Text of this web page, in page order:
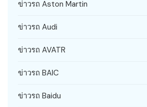
ข่าวรถ Aston Martin
ข่าวรถ Audi
ข่าวรถ AVATR
ข่าวรถ BAIC
ข่าวรถ Baidu